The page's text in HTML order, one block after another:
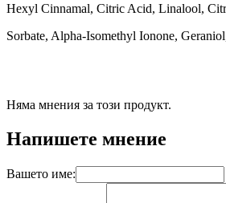
Hexyl Cinnamal, Citric Acid, Linalool,
Sorbate, Alpha-Isomethyl Ionone,
Няма мнения за този продукт.
Напишете мнение
Вашето име: